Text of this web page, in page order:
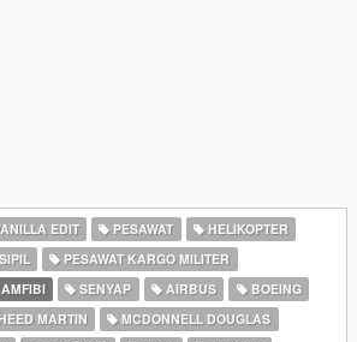
EDIT PESAWAT
HELIKOPTER
PESAWAT KARGO MILITER
AMFIBI SENYAP AIRBUS
BOEING
MARTIN
MCDONNELL DOUGLAS